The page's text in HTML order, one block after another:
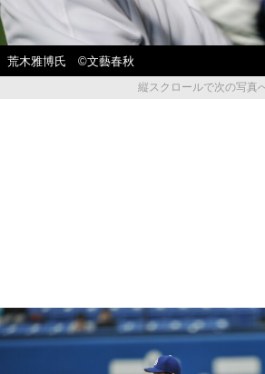
荒木雅博氏 ©文藝春秋
縦スクロールで次の写真